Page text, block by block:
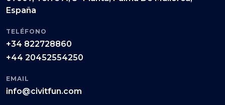
España
TELÉFONO
+34 822728860
+44 20452554250
EMAIL
info@civitfun.com